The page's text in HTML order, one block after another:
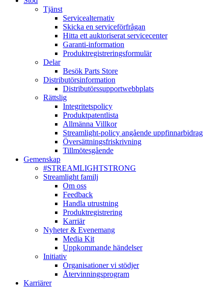
Tjänst
Servicealternativ
Skicka en serviceförfrågan
Hitta ett auktoriserat servicecenter
Garanti-information
Produktregistreringsformulär
Delar
Besök Parts Store
Distributörsinformation
Distributörssupportwebbplats
Rättslig
Integritetspolicy
Produktpatentlista
Allmänna Villkor
Streamlight-policy angående uppfinnarbidrag
Översättningsfriskrivning
Tillmötesgående
Gemenskap
#STREAMLIGHTSTRONG
Streamlight familj
Om oss
Feedback
Handla utrustning
Produktregistrering
Karriär
Nyheter & Evenemang
Media Kit
Uppkommande händelser
Initiativ
Organisationer vi stödjer
Återvinningsprogram
Karriärer